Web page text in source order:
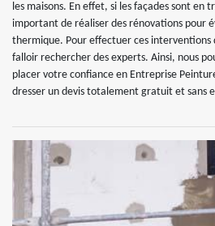
les maisons. En effet, si les façades sont en
important de réaliser des rénovations pour
thermique. Pour effectuer ces interventions
falloir rechercher des experts. Ainsi, nous
placer votre confiance en Entreprise
dresser un devis totalement gratuit et sans